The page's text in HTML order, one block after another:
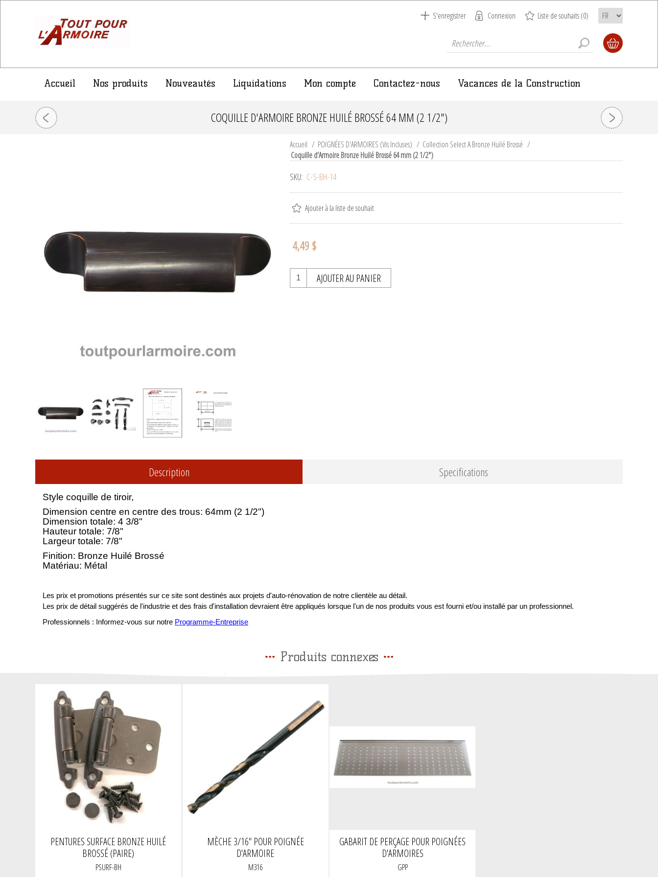
S'enregistrer Connexion Liste de souhaits(0)
Accueil Nos produits Nouveautés Liquidations Mon compte Contactez-nous Vacances de la Construction
COQUILLE D'ARMOIRE BRONZE HUILÉ BROSSÉ 64 MM (2 1/2")
Accueil / POIGNÉES D'ARMOIRES (Vis Incluses) / Collection Select A Bronze Huilé Brossé /
Coquille d'Armoire Bronze Huilé Brossé 64 mm (2 1/2")
SKU: C-S-BH-14
Ajouter à la liste de souhait
4,49 $
AJOUTER AU PANIER
Description Specifications
Style coquille de tiroir,
Dimension centre en centre des trous: 64mm (2 1/2")
Dimension totale: 4 3/8"
Hauteur totale: 7/8"
Largeur totale: 7/8"
Finition: Bronze Huilé Brossé
Matériau: Métal
Les prix et promotions présentés sur ce site sont destinés aux projets d'auto-rénovation de notre clientèle au détail.
Les prix de détail suggérés de l'industrie et des frais d'installation devraient être appliqués lorsque l'un de nos produits vous est fourni et/ou installé par un professionnel.
Professionnels : Informez-vous sur notre Programme-Entreprise
Produits connexes
PENTURES SURFACE BRONZE HUILÉ
BROSSÉ (PAIRE)
PSURF-BH
MÈCHE 3/16" POUR POIGNÉE
D'ARMOIRE
M316
GABARIT DE PERÇAGE POUR POIGNÉES
D'ARMOIRES
GPP